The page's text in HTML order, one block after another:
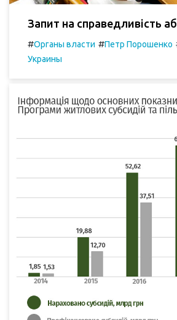
Запит на справедливість
#Органы власти #Петр Порошенко
Украины